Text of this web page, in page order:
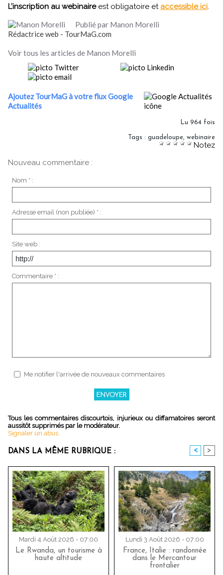
L’inscription au webinaireest obligatoire et accessible ici.
Publié par Manon Morelli
Rédactrice web - TourMaG.com
Voir tous les articles de Manon Morelli
Ajoutez TourMaG à votre flux Google
Actualités
Lu 964 fois
Tags : guadeloupe, webinaire
Notez
Nouveau commentaire :
Nom * :
Adresse email (non publiée) * :
Site web :
Commentaire * :
Me notifier l'arrivée de nouveaux commentaires
Tous les commentaires discourtois, injurieux ou diffamatoires seront
aussitôt supprimés par le modérateur.
Signaler un abus
DANS LA MÊME RUBRIQUE : < >
Mardi 4 Août 2026 - 07:00
Le Rwanda, un tourisme à
haute altitude
Lundi 3 Août 2026 - 07:00
France, Italie : randonnée
dans le Mercantour
frontalier